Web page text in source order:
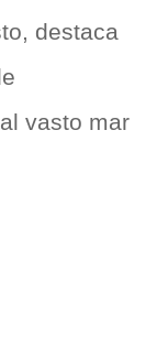
destaca
vasto mar